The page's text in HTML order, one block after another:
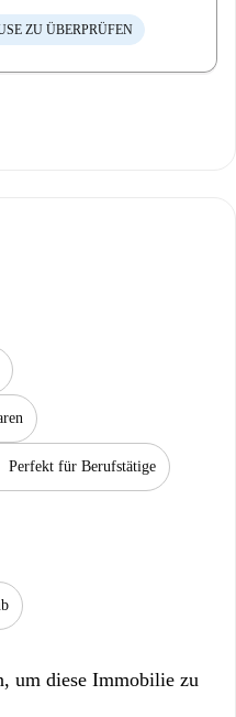
ZU ÜBERPRÜFEN
Perfekt für Berufstätige
um diese Immobilie zu